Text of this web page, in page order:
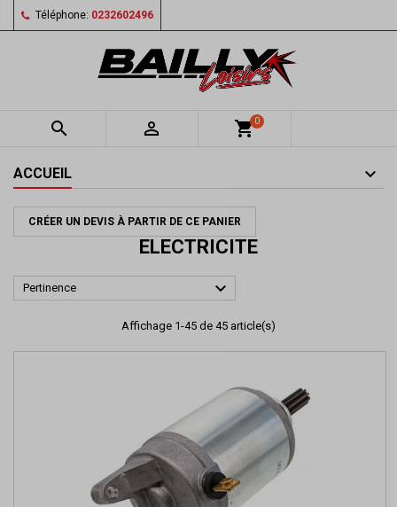
Téléphone: 0232602496
  shopping_cart0
ACCUEIL
CRÉER UN DEVIS À PARTIR DE CE PANIER
ELECTRICITE
Pertinence 
Affichage 1-45 de 45 article(s)